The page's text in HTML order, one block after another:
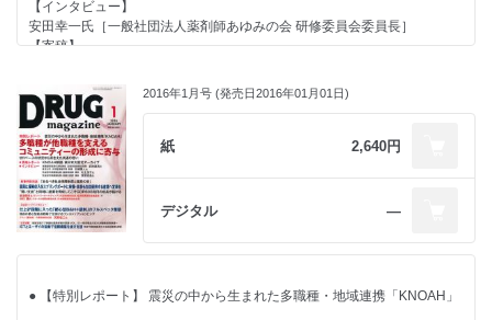
スイッチＯＴＣ薬促進の新たな枠組みに
高齢者への適切な薬物治療には薬剤師の力が不可欠
● 【特別寄稿】 調剤報酬改定が薬局経営にもたらす影響
産業担当フェロー］
● 【Focus】 「検体測定室の反響と課題」でセミナー開催
東京都足立区や神奈川県で自治体が費用支出する参画拡大
● 【トピック】 救心製薬が『救心錠剤』を新発売
扱いやすさや飲みやすさが特長の錠剤タイプ
ビックポイントカードなど独自サービスを要に数字伸ばす
新規顧客獲得などドラッグ事業の「集客力」が大きな強みに
■ 行政ウォッチング
宮坂佳紀氏［メディカル・テン 代表］
■ Rediscovery in U.S. ～知られざる米国最新流通業界事情
新地昭久氏［RMI 代表］
■ 経営力を強化するための処方箋
金子尚貴氏［税理士法人アフェックス 公認会計士 税理士］
■ Global Report
【インタビュー】
安田幸一氏［一般社団法人薬剤師あゆみの会 研修委員会委員長］
【寄稿】
● 【特別対談】 ドラッグストアの近未来像を語る
アプリ、SNS、物流の駆使で“顧客のそばにいく”
人口減でも「豊かさの追求」への対応で勝機
塚本厚志氏［ココカラファイン 代表取締役社長］×朝永久見雄氏
［Hidden Gems 代表パートナー］
● 【インタビュー】 HC を深耕する小売・流通
DgS・調剤薬局16社と提携済みの一体型店を強化、2019年末に1000店へ
「メディカルフーズ」の本格展開をスタート
～ VOL.11 「地域包括ケア研究会」メンバーに聞く～
2016年1月号 (発売日2016年01月01日)
紙 2,640円
デジタル ―
● 【特別レポート】 震災の中から生まれた多職種・地域連携「KNOAH」